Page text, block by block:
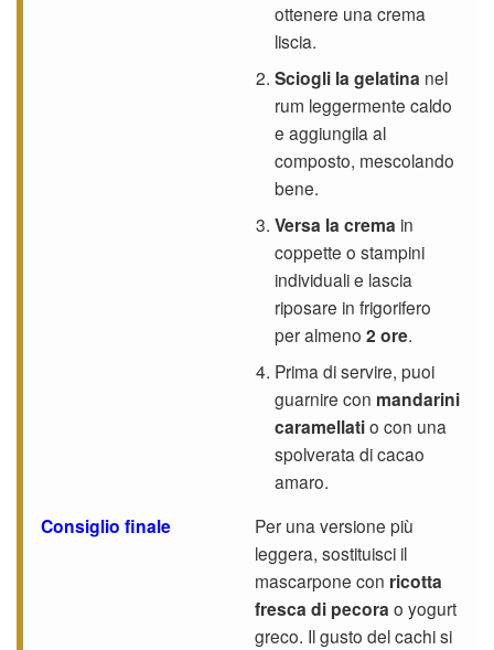
ottenere una crema
liscia.
Sciogli la gelatina nel
rum leggermente caldo
e aggiungila al
composto, mescolando
bene.
Versa la crema in
coppette o stampini
individuali e lascia
riposare in frigorifero
per almeno 2 ore.
Prima di servire, puoi
guarnire con mandarini
caramellatio con una
spolverata di cacao
amaro.
Consiglio finale
Per una versione più
leggera, sostituisci il
mascarpone con ricotta
fresca di pecora o yogurt
greco. Il gusto del cachi si